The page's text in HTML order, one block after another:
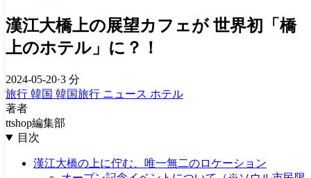
漢江大橋上の展望カフェが 世界初「橋
上のホテル」に？！
2024-05-20·3 分
旅行 韓国 韓国旅行 ニュース ホテル
著者
ttshop編集部
目次
漢江大橋の上に佇む、唯一無二のロケーション